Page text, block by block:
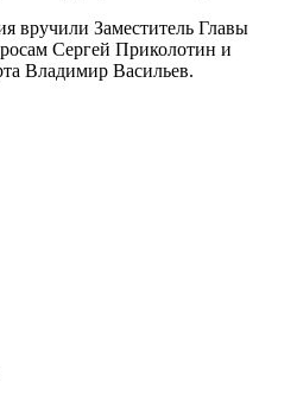
вручили Заместитель Главы
Сергей Приколотин и
Владимир Васильев.